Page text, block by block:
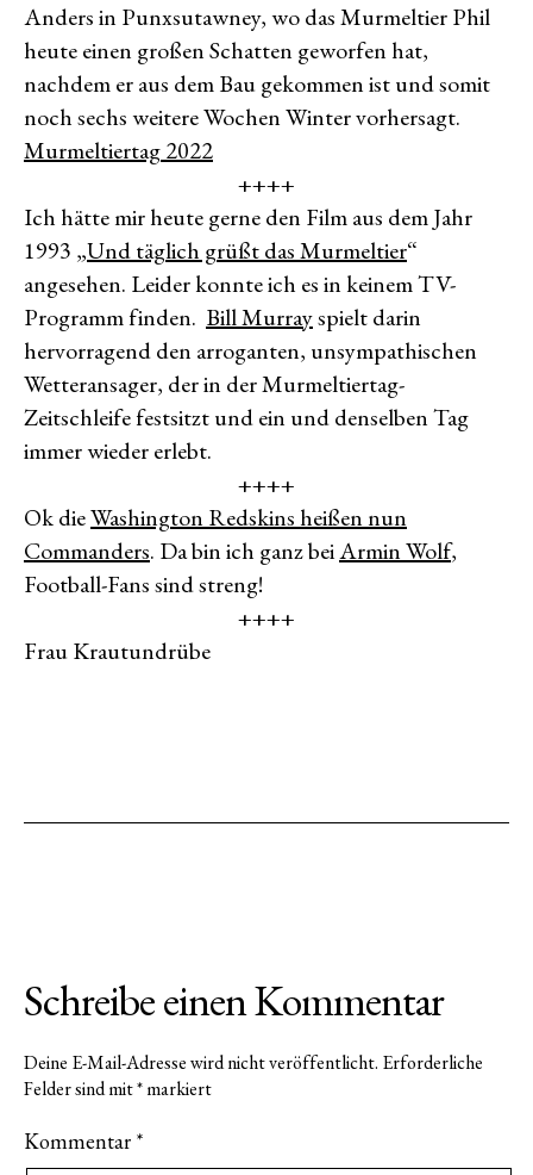
Anders in Punxsutawney, wo das Murmeltier Phil
heute einen großen Schatten geworfen hat,
nachdem er aus dem Bau gekommen ist und somit
noch sechs weitere Wochen Winter vorhersagt.
Murmeltiertag 2022
++++
Ich hätte mir heute gerne den Film aus dem Jahr
1993 „Und täglich grüßt das Murmeltier“
angesehen. Leider konnte ich es in keinem TV-
Programm finden. Bill Murrayspielt darin
hervorragend den arroganten, unsympathischen
Wetteransager, der in der Murmeltiertag-
Zeitschleife festsitzt und ein und denselben Tag
immer wieder erlebt.
++++
Ok dieWashington Redskins heißen nun
Commanders. Da bin ich ganz beiArmin Wolf,
Football-Fans sind streng!
++++
Frau Krautundrübe
Schreibe einen Kommentar
Deine E-Mail-Adresse wird nicht veröffentlicht. Erforderliche
Felder sind mit*markiert
Kommentar *